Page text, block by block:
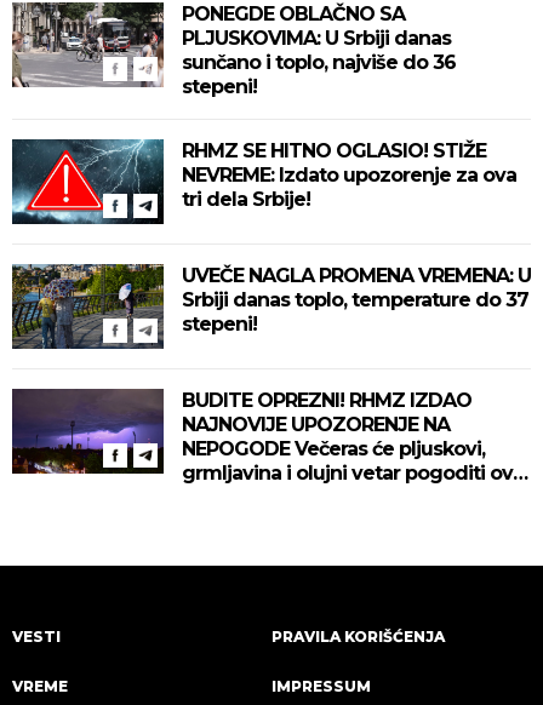
PONEGDE OBLAČNO SA
PLJUSKOVIMA: U Srbiji danas
sunčano i toplo, najviše do 36
stepeni!
RHMZ SE HITNO OGLASIO! STIŽE
NEVREME: Izdato upozorenje za ova
tri dela Srbije!
UVEČE NAGLA PROMENA VREMENA: U
Srbiji danas toplo, temperature do 37
stepeni!
BUDITE OPREZNI! RHMZ IZDAO
NAJNOVIJE UPOZORENJE NA
NEPOGODE Večeras će pljuskovi,
grmljavina i olujni vetar pogoditi ove
VESTI
VREME
PRAVILA KORIŠĆENJA
IMPRESSUM